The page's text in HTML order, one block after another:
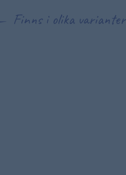
Finns i olika varianter